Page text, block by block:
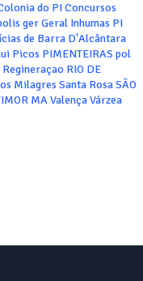
do PIConcursos
gerGeral Inhumas PI
de Barra D'Alcântara
Picos PIMENTEIRAS pol
Regineraçao RIO DE
Milagres Santa RosaSÃO
MAValençaVárzea